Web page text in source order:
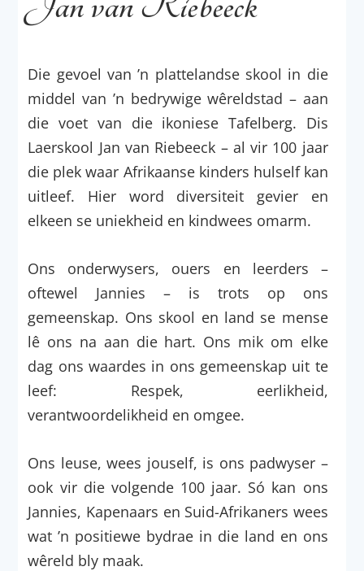
Die gevoel van ’n plattelandse skool in die
middel van ’n bedrywige wêreldstad – aan
die voet van die ikoniese Tafelberg. Dis
Laerskool Jan van Riebeeck – al vir 100 jaar
die plek waar Afrikaanse kinders hulself kan
uitleef. Hier word diversiteit gevier en
elkeen se uniekheid en kindwees omarm.
Ons onderwysers, ouers en leerders –
oftewel Jannies – is trots op ons
gemeenskap. Ons skool en land se mense
lê ons na aan die hart. Ons mik om elke
dag ons waardes in ons gemeenskap uit te
leef: Respek, eerlikheid,
verantwoordelikheid en omgee.
Ons leuse, wees jouself, is ons padwyser –
ook vir die volgende 100 jaar. Só kan ons
Jannies, Kapenaars en Suid-Afrikaners wees
wat ’n positiewe bydrae in die land en ons
wêreld bly maak.